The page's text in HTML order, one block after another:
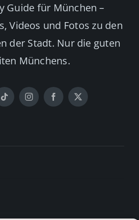
Guide für München –
Videos und Fotos zu den
der Stadt. Nur die guten
Münchens.